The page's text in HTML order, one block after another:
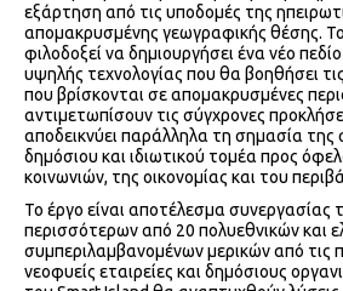
εξάρτηση από τις υποδομές της
απομακρυσμένης γεωγραφικής θέσης.
φιλοδοξεί να δημιουργήσει ένα νέο
υψηλής τεχνολογίας που θα βοηθήσει τις
που βρίσκονται σε απομακρυσμένες
αντιμετωπίσουν τις σύγχρονες
αποδεικνύει παράλληλα τη σημασία της
δημόσιου και ιδιωτικού τομέα προς
κοινωνιών, της οικονομίας και του
Το έργο είναι αποτέλεσμα συνεργασίας
περισσότερων από 20 πολυεθνικών και
συμπεριλαμβανομένων μερικών από τις
νεοφυείς εταιρείες και δημόσιους